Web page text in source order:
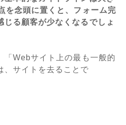
を念頭に置くと、フォーム完
じる顧客が少なくなるでしょ
「Webサイト上の最も一般的
、サイトを去ることで